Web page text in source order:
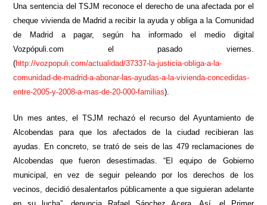
Una sentencia del TSJM reconoce el derecho de una afectada por el
cheque vivienda de Madrid a recibir la ayuda y obliga a la Comunidad
de Madrid a pagar, según ha informado el medio digital
Vozpópuli.com el pasado viernes.
(http://vozpopuli.com/actualidad/37337-la-justicia-obliga-a-la-
comunidad-de-madrid-a-abonar-las-ayudas-a-la-vivienda-concedidas-
entre-2005-y-2008-a-mas-de-20-000-familias).
Un mes antes, el TSJM rechazó el recurso del Ayuntamiento de
Alcobendas para que los afectados de la ciudad recibieran las
ayudas. En concreto, se trató de seis de las 479 reclamaciones de
Alcobendas que fueron desestimadas. “El equipo de Gobierno
municipal, en vez de seguir peleando por los derechos de los
vecinos, decidió desalentarlos públicamente a que siguieran adelante